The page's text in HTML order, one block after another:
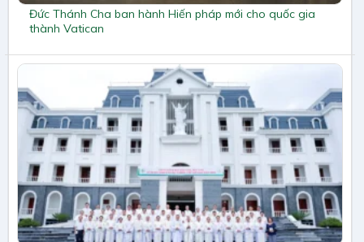
Đức Thánh Cha ban hành Hiến pháp mới cho quốc gia
thành Vatican